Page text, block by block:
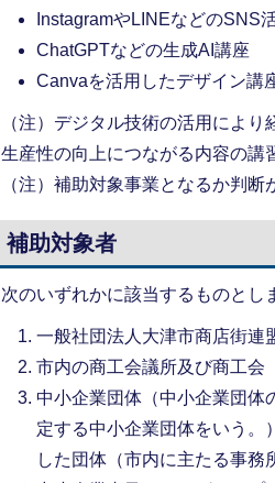
InstagramやLINEなどのSNS
ChatGPTなどの生成AI講座
Canvaを活用したデザイン
（注）デジタル技術の活用によ
生産性の向上につながる内容の講
（注）補助対象事業となるか判
補助対象者
次のいずれかに該当するものとし
一般社団法人大津市商店街連
市内の商工会議所及び商工会
中小企業団体（中小企業団体
定する中小企業団体をいう。
した団体（市内に主たる事務